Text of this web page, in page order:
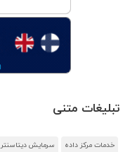
تبلیغات متنی
خدمات مرکز داده سرمایش دیتاسنتر